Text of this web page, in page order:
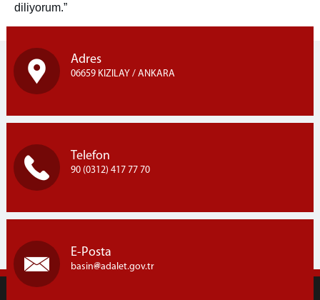
diliyorum.”
Adres
06659 KIZILAY / ANKARA
Telefon
90 (0312) 417 77 70
E-Posta
basin adalet.gov.tr